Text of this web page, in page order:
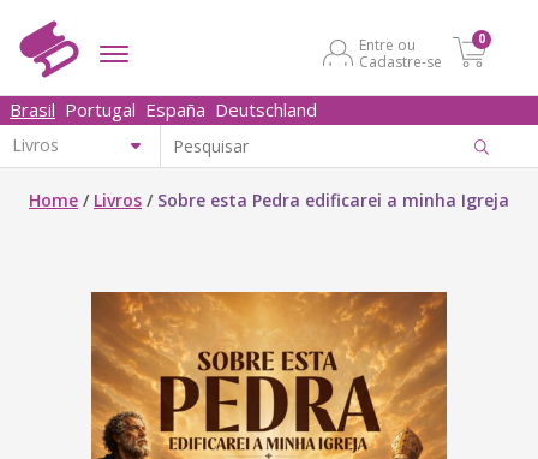
Entre ou
Cadastre-se
0
Brasil Portugal España Deutschland
Home / Livros / Sobre esta Pedra edificarei a minha Igreja